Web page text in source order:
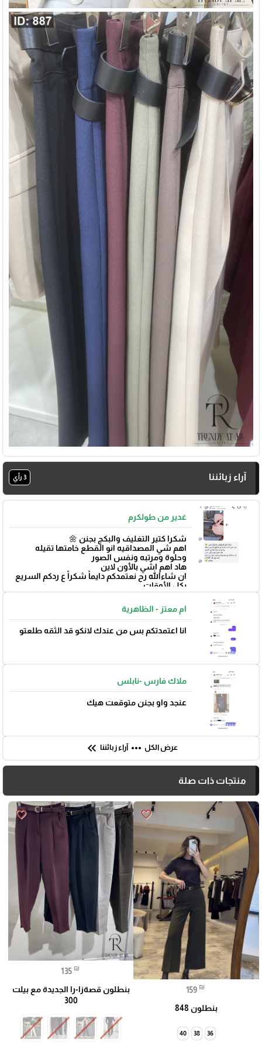
آراء زبائننا 3 رأي
غدير من طولكرم
شكرا كتير التغليف والبكج بجنن 🌼
اهم شي المصداقيه انو القطع خامتها تقيله
وحلوة ومرتبه ونفس الصور
هاد اهم اشي بالأون لاين
ان شاءالله رح نعتمدكم دايماً شكراً ع ردكم السريع
بكل الأوقات
بتوفيق 🌼
ام معتز - الظاهرية
انا اعتمدتكم بس من عندك لانكو قد الثقه طلعتو
ملاك فارس -نابلس
عنجد واو بجنن متوقعت هيك
عرض الكل more_horiz آراء زبائننا keyboard_double_arrow_left
منتجات ذات صلة
favorite_border
159 ₪
بنطلون 848
36
38
40
favorite_border
135 ₪
بنطلون قصةزا-را الجديدة مع بيلت
300